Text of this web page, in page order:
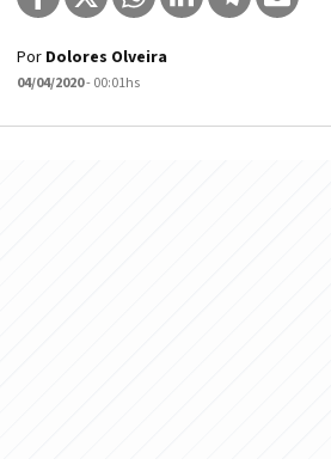
Por Dolores Olveira
04/04/2020- 00:01hs